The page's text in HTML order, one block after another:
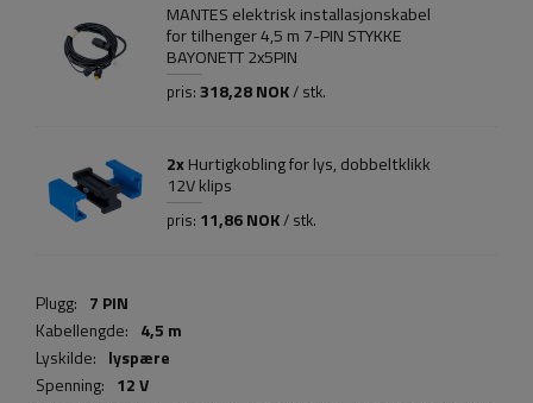
MANTES elektrisk installasjonskabel
for tilhenger 4,5 m 7-PIN STYKKE
BAYONETT 2x5PIN
pris: 318,28 NOK/ stk.
2xHurtigkobling for lys, dobbeltklikk
12V klips
pris: 11,86 NOK/ stk.
Plugg: 7 PIN
Kabellengde: 4,5 m
Lyskilde: lyspære
Spenning: 12 V